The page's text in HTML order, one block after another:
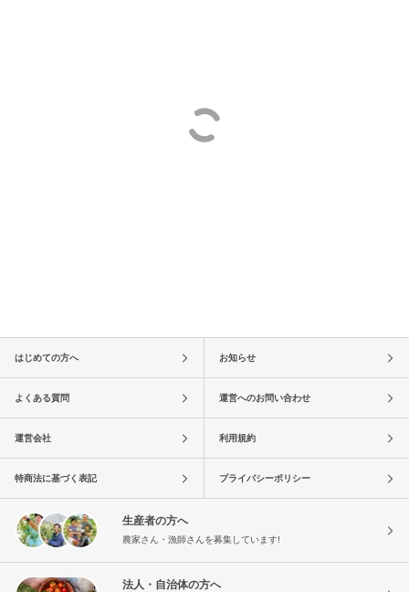
はじめての方へ お知らせ
よくある質問 運営へのお問い合わせ
運営会社 利用規約
特商法に基づく表記 プライバシーポリシー
生産者の方へ
農家さん・漁師さんを募集しています!
法人・自治体の方へ